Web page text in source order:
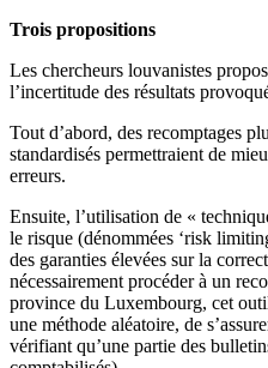
Trois propositions
Les chercheurs louvanistes
l’incertitude des résultats
Tout d’abord, des recomptages
standardisés permettraient de
erreurs.
Ensuite, l’utilisation de «
le risque (dénommées ‘risk
des garanties élevées sur la
nécessairement procéder à un
province du Luxembourg, cet
une méthode aléatoire, de
vérifiant qu’une partie des